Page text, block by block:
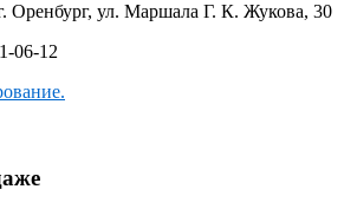
Оренбург, ул. Маршала Г. К. Жукова, 30
06-12